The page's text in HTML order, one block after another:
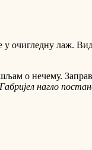
у очигледну лаж.
о нечему.
нагло